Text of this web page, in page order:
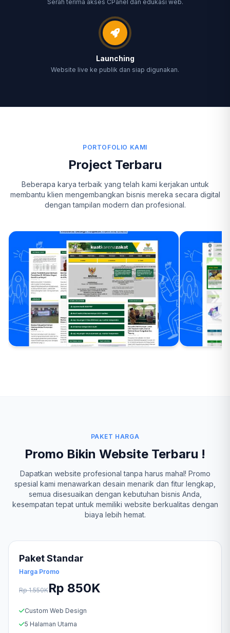
Serah terima akses CPanel dan edukasi web.
Launching
Website live ke publik dan siap digunakan.
PORTOFOLIO KAMI
Project Terbaru
Beberapa karya terbaik yang telah kami kerjakan untuk
membantu klien mengembangkan bisnis mereka secara digital
dengan tampilan modern dan profesional.
PAKET HARGA
Promo Bikin Website Terbaru !
Dapatkan website profesional tanpa harus mahal! Promo
spesial kami menawarkan desain menarik dan fitur lengkap,
semua disesuaikan dengan kebutuhan bisnis Anda,
kesempatan tepat untuk memiliki website berkualitas dengan
biaya lebih hemat.
Paket Standar
Harga Promo
Rp 1.550KRp 850K
Custom Web Design
5 Halaman Utama